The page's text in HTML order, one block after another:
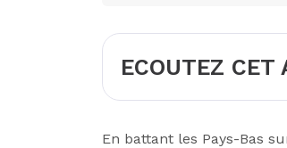
ECOUTEZ CET
En battant les Pays-Bas